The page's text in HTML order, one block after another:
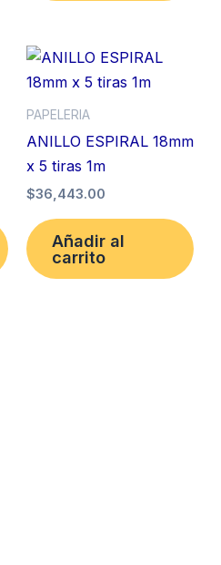
PAPELERIA
ANILLO ESPIRAL 18mm
x 5 tiras 1m
$36,443.00
Añadir al
carrito